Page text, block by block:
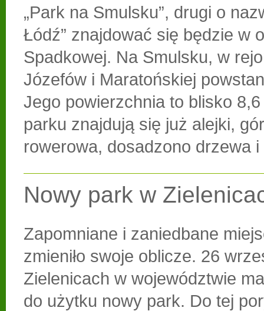
„Park na Smulsku”, drugi o
Łódź” znajdować się będzie w
Spadkowej. Na Smulsku, w
Józefów i Maratońskiej
Jego powierzchnia to blisko
parku znajdują się już alejki,
rowerowa, dosadzono drzewa
Nowy park w
Zapomniane i zaniedbane
zmieniło swoje oblicze. 26
Zielenicach w województwie
do użytku nowy park. Do tej